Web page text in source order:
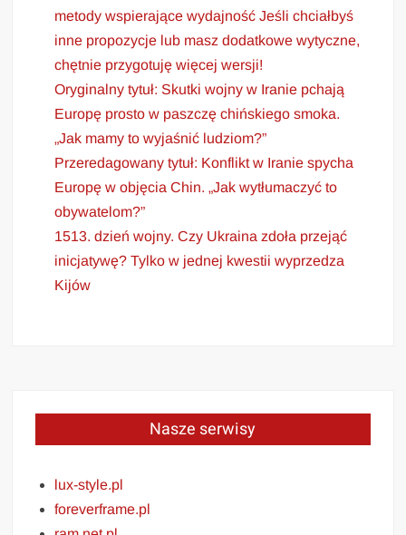
metody wspierające wydajność Jeśli chciałbyś
inne propozycje lub masz dodatkowe wytyczne,
chętnie przygotuję więcej wersji!
Oryginalny tytuł: Skutki wojny w Iranie pchają
Europę prosto w paszczę chińskiego smoka.
„Jak mamy to wyjaśnić ludziom?”
Przeredagowany tytuł: Konflikt w Iranie spycha
Europę w objęcia Chin. „Jak wytłumaczyć to
obywatelom?”
1513. dzień wojny. Czy Ukraina zdoła przejąć
inicjatywę? Tylko w jednej kwestii wyprzedza
Kijów
Nasze serwisy
lux-style.pl
foreverframe.pl